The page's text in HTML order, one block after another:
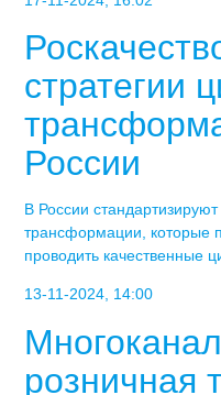
стратегии
России
В России
трансформации, которые
проводить качественные
13-11-2024, 14:00
розничная